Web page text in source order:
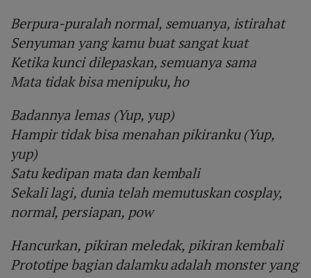
Berpura-puralah normal, semuanya, istirahat
Senyuman yang kamu buat sangat kuat
Ketika kunci dilepaskan, semuanya sama
Mata tidak bisa menipuku, ho
Badannya lemas (Yup, yup)
Hampir tidak bisa menahan pikiranku (Yup,
yup)
Satu kedipan mata dan kembali
Sekali lagi, dunia telah memutuskan cosplay,
normal, persiapan, pow
Hancurkan, pikiran meledak, pikiran kembali
Prototipe bagian dalamku adalah monster yang